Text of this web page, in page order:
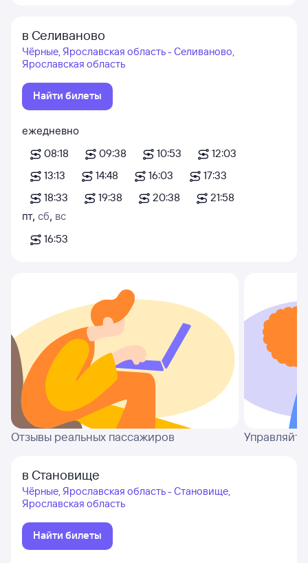
в Селиваново
Чёрные, Ярославская область - Селиваново,
Ярославская область
Найти билеты
ежедневно
08:18
09:38 10:53
12:03
13:13
14:48 16:03
17:33
18:33
19:38 20:38
21:58
пт, сб, вс
16:53
Отзывы реальных пассажиров
в Становище
Чёрные, Ярославская область - Становище,
Ярославская область
Найти билеты